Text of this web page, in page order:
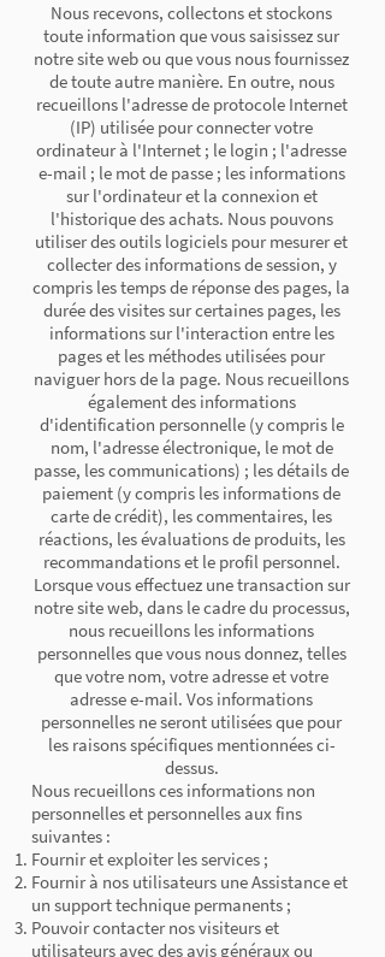
Nous recevons, collectons et stockons
toute information que vous saisissez sur
notre site web ou que vous nous fournissez
de toute autre manière. En outre, nous
recueillons l'adresse de protocole Internet
(IP) utilisée pour connecter votre
ordinateur à l'Internet ; le login ; l'adresse
e-mail ; le mot de passe ; les informations
sur l'ordinateur et la connexion et
l'historique des achats. Nous pouvons
utiliser des outils logiciels pour mesurer et
collecter des informations de session, y
compris les temps de réponse des pages, la
durée des visites sur certaines pages, les
informations sur l'interaction entre les
pages et les méthodes utilisées pour
naviguer hors de la page. Nous recueillons
également des informations
d'identification personnelle (y compris le
nom, l'adresse électronique, le mot de
passe, les communications) ; les détails de
paiement (y compris les informations de
carte de crédit), les commentaires, les
réactions, les évaluations de produits, les
recommandations et le profil personnel.
Lorsque vous effectuez une transaction sur
notre site web, dans le cadre du processus,
nous recueillons les informations
personnelles que vous nous donnez, telles
que votre nom, votre adresse et votre
adresse e-mail. Vos informations
personnelles ne seront utilisées que pour
les raisons spécifiques mentionnées ci-
dessus.
Nous recueillons ces informations non
personnelles et personnelles aux fins
suivantes :
Fournir et exploiter les services ;
Fournir à nos utilisateurs une Assistance et
un support technique permanents ;
Pouvoir contacter nos visiteurs et
utilisateurs avec des avis généraux ou